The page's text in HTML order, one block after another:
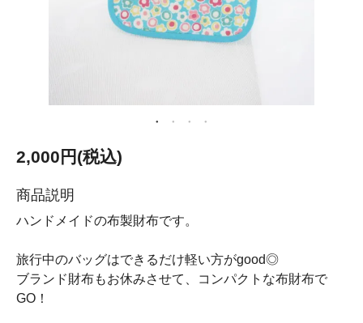
2,000円(税込)
商品説明
ハンドメイドの布製財布です。
旅行中のバッグはできるだけ軽い方がgood◎
ブランド財布もお休みさせて、コンパクトな布財布で
GO！